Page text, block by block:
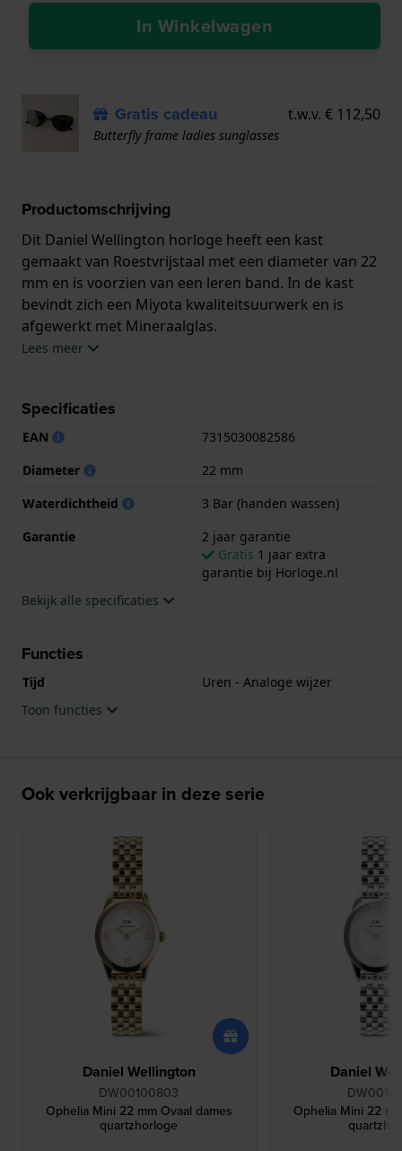
In Winkelwagen
Gratis cadeau t.w.v. € 112,50
Butterfly frame ladies sunglasses
Productomschrijving
Dit Daniel Wellington horloge heeft een kast
gemaakt van Roestvrijstaal met een diameter van 22
mm en is voorzien van een leren band. In de kast
bevindt zich een Miyota kwaliteitsuurwerk en is
afgewerkt met Mineraalglas.
geleverd met 2 jaar garantie.
Lees meer
Specificaties
EAN
7315030082586
Diameter
22 mm
Waterdichtheid
3 Bar (handen wassen)
Garantie
2 jaar garantie
Gratis 1 jaar extra
garantie bij Horloge.nl
Bekijk alle specificaties
Functies
Tijd
Uren - Analoge wijzer
Toon functies
Ook verkrijgbaar in deze serie
Daniel Wellington
DW00100803
Ophelia Mini 22 mm Ovaal dames
quartzhorloge
Daniel
Ophelia Mini 22